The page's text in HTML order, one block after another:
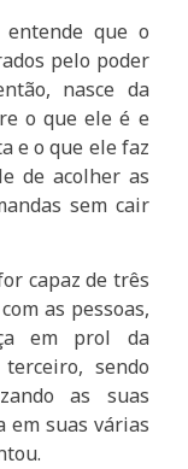
que o
pelo poder
nasce da
o que ele é e
e o que ele faz
de acolher as
sem cair
capaz de três
as pessoas,
em prol da
sendo
as suas
em suas várias